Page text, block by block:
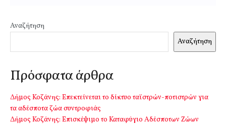
Αναζήτηση
Αναζήτηση
Πρόσφατα άρθρα
Δήμος Κοζάνης: Επεκτείνεται το δίκτυο ταϊστρών-ποτιστρών για
τα αδέσποτα ζώα συντροφιάς
Δήμος Κοζάνης: Επισκέψιμο το Καταφύγιο Αδέσποτων Ζώων